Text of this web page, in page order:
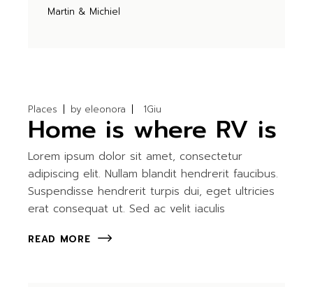
Martin & Michiel
Places by eleonora 1Giu
Home is where RV is
Lorem ipsum dolor sit amet, consectetur
adipiscing elit. Nullam blandit hendrerit faucibus.
Suspendisse hendrerit turpis dui, eget ultricies
erat consequat ut. Sed ac velit iaculis
READ MORE